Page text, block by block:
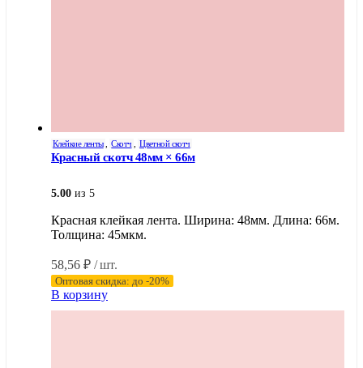
Клейкие ленты, Скотч , Цветной скотч
Красный скотч 48мм × 66м
5.00 из 5
Красная клейкая лента. Ширина: 48мм. Длина: 66м.
Толщина: 45мкм.
58,56 ₽ / шт.
Оптовая скидка: до -20%
В корзину